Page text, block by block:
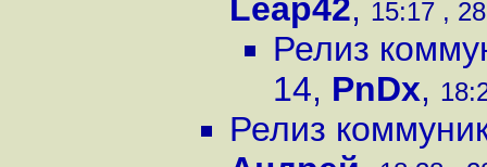
Leap42, 15:17 ,
Релиз
14, PnDx,
Релиз